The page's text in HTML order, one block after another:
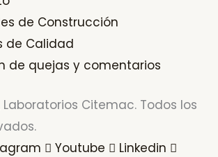
de Construcción
de Calidad
de quejas y comentarios
Citemac. Todos los
Youtube Linkedin